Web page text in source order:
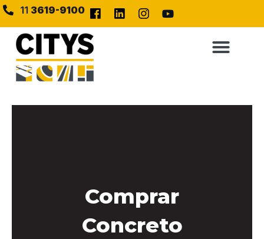
11 3619-9100
Comprar
Concreto